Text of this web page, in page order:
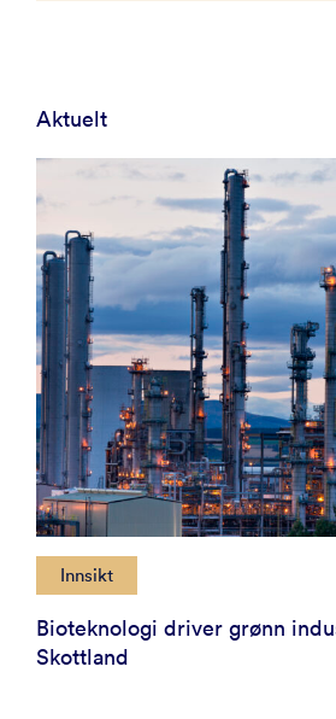
Aktuelt
Innsikt
Bioteknologi driver grønn
Skottland